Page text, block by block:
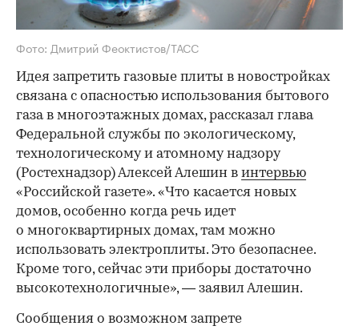
Фото: Дмитрий Феоктистов/ТАСС
Идея запретить газовые плиты в новостройках
связана с опасностью использования бытового
газа в многоэтажных домах, рассказал глава
Федеральной службы по экологическому,
технологическому и атомному надзору
(Ростехнадзор) Алексей Алешин в интервью
«Российской газете». «Что касается новых
домов, особенно когда речь идет
о многоквартирных домах, там можно
использовать электроплиты. Это безопаснее.
Кроме того, сейчас эти приборы достаточно
высокотехнологичные», — заявил Алешин.
Сообщения о возможном запрете